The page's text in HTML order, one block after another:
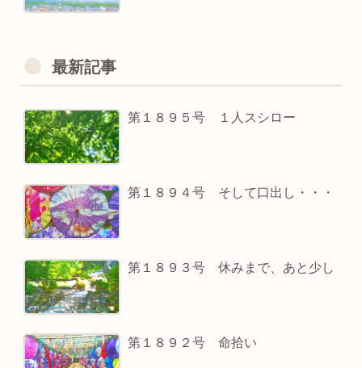
最新記事
第１８９５号 １人スシロー
第１８９４号 そして口出し・・・
第１８９３号 休みまで、あと少し
第１８９２号 命拾い